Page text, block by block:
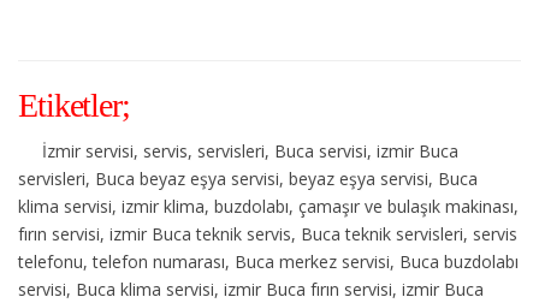
Etiketler;
İzmir servisi, servis, servisleri, Buca servisi, izmir Buca
servisleri, Buca beyaz eşya servisi, beyaz eşya servisi, Buca
klima servisi, izmir klima, buzdolabı, çamaşır ve bulaşık makinası,
fırın servisi, izmir Buca teknik servis, Buca teknik servisleri, servis
telefonu, telefon numarası, Buca merkez servisi, Buca buzdolabı
servisi, Buca klima servisi, izmir Buca fırın servisi, izmir Buca